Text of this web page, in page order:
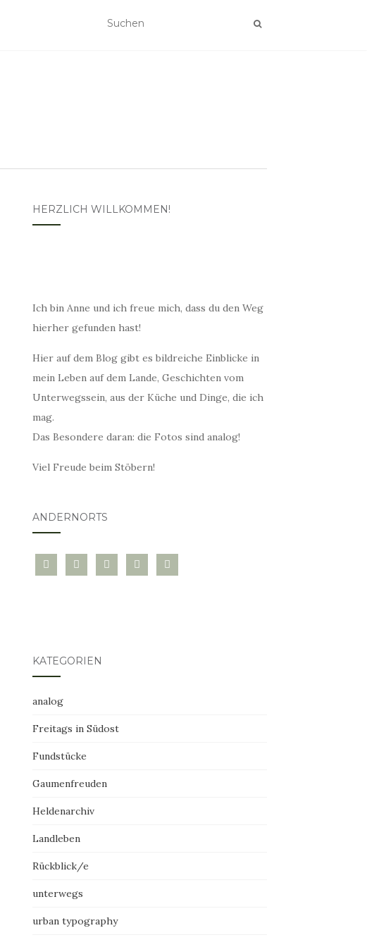
HERZLICH WILLKOMMEN!
Ich bin Anne und ich freue mich, dass du den Weg
hierher gefunden hast!
Hier auf dem Blog gibt es bildreiche Einblicke in
mein Leben auf dem Lande, Geschichten vom
Unterwegssein, aus der Küche und Dinge, die ich
mag.
Das Besondere daran: die Fotos sind analog!
Viel Freude beim Stöbern!
ANDERNORTS
bloglovininstagramtwitter pinterest
mail
KATEGORIEN
analog
Freitags in Südost
Fundstücke
Gaumenfreuden
Heldenarchiv
Landleben
Rückblick/e
unterwegs
urban typography